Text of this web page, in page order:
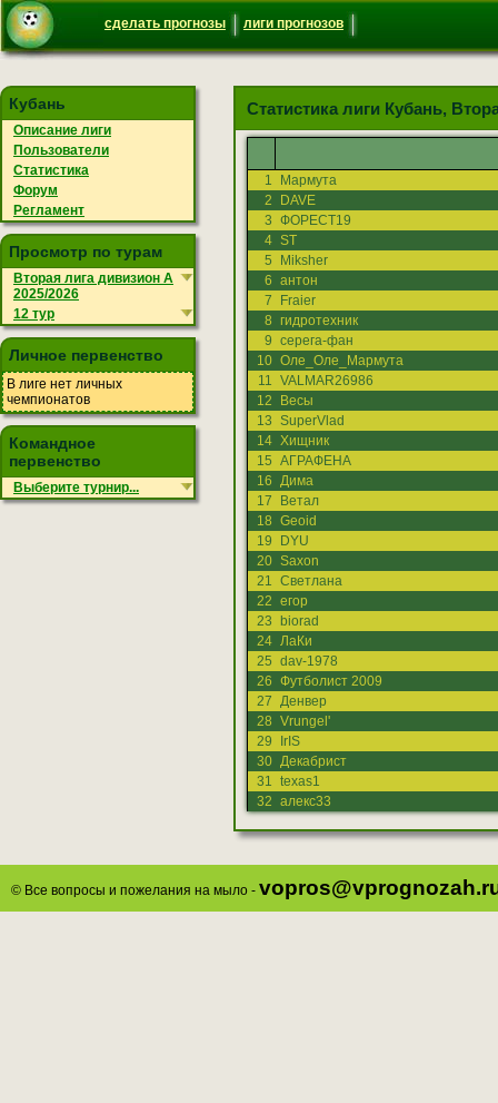
сделать прогнозы лиги прогнозов
Статистика лиги Кубань,
1
Мармута
2
DAVE
3 ФОРЕСТ19
4 ST
5
Miksher
6 антон
7
Fraier
8 гидротехник
9 серега-фан
10 Оле_Оле_Мармута
11 VALMAR26986
12
Весы
13 SuperVlad
14 Хищник
15 АГРАФЕНА
16 Дима
17
Ветал
18 Geoid
19
DYU
20 Saxon
21 Светлана
22 егор
23
biorad
24 ЛаКи
25 dav-1978
26 Футболист 2009
27 Денвер
28 Vrungel'
29
IrIS
30 Декабрист
31 texas1
32 алекс33
Кубань
Описание лиги
Пользователи
Статистика
Форум
Регламент
Просмотр по турам
Вторая лига дивизион А
2025/2026
12 тур
Личное первенство
В лиге нет личных
чемпионатов
Командное
первенство
Выберите турнир...
© Все вопросы и пожелания на мыло -